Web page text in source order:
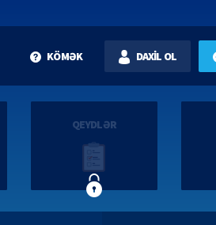
KÖMƏK DAXİL OL
QEYDLƏR